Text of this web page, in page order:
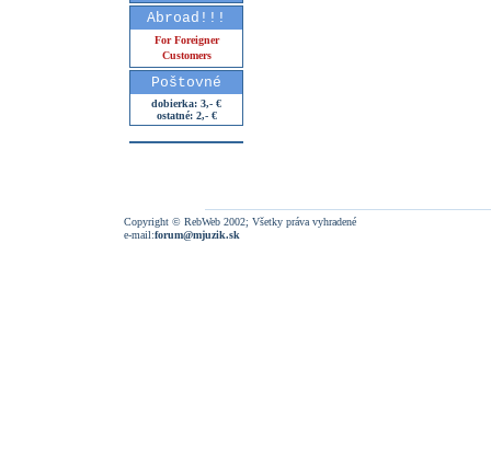
Abroad!!!
For Foreigner
Customers
Poštovné
dobierka: 3,- €
ostatné: 2,- €
Copyright © RebWeb 2002; Všetky práva vyhradené
e-mail:forum@mjuzik.sk